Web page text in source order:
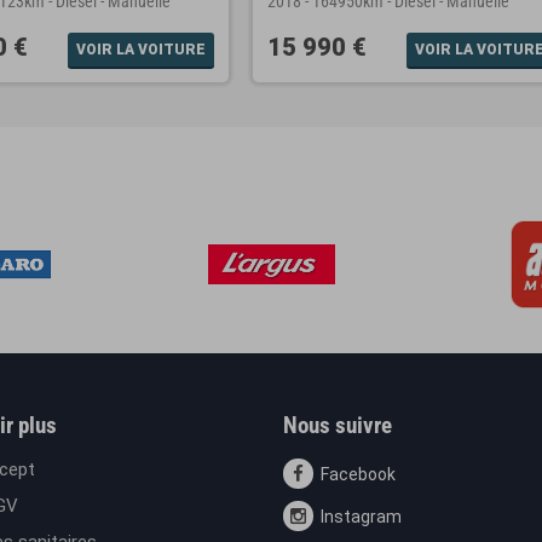
€ VOIR LA VOITURE 15 990 € VOIR LA VOITURE
plus Nous suivre
Facebook
Instagram